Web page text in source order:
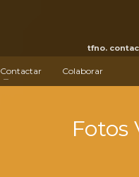
tfno.
Contactar Colaborar
Fotos